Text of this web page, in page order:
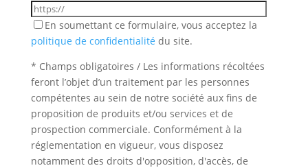
En soumettant ce formulaire, vous acceptez la
politique de confidentialité du site.
* Champs obligatoires / Les informations récoltées
feront l’objet d’un traitement par les personnes
compétentes au sein de notre société aux fins de
proposition de produits et/ou services et de
prospection commerciale. Conformément à la
réglementation en vigueur, vous disposez
notamment des droits d'opposition, d'accès, de